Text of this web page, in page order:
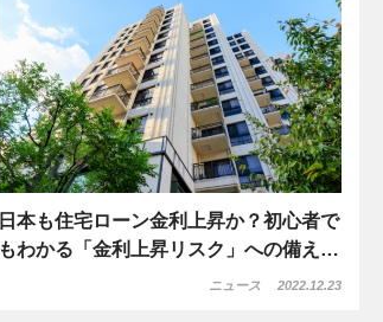
日本も住宅ローン金利上昇か？初心者で
もわかる「金利上昇リスク」への備え…
ニュース 2022.12.23